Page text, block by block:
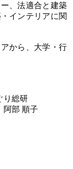
、法適合と建築
インテリアに関
から、 大学・行